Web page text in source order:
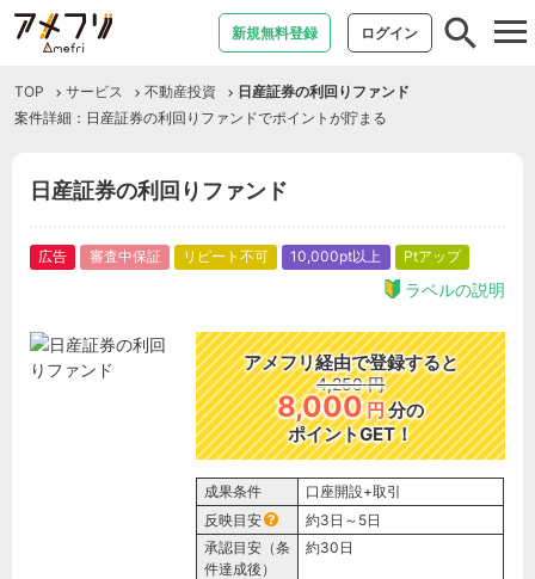
新規無料登録 ログイン
TOP サービス 不動産投資
日産証券の利回りファンド
案件詳細：日産証券の利回りファンドでポイントが貯まる
日産証券の利回りファンド
広告 審査中保証 リピート不可 10,000pt以上 Ptアップ
ラベルの説明
アメフリ経由で登録すると
4,250 円
8,000円分の
ポイントGET！
成果条件
口座開設+取引
反映目安
約3日～5日
承認目安（条
件達成後）
約30日